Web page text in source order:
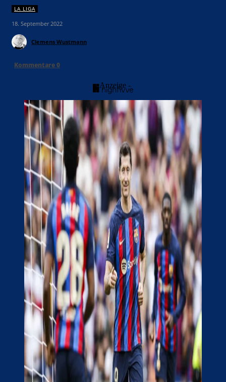
LA LIGA
18. September 2022
Clemens Wustmann
Kommentare0
- Anzeige -